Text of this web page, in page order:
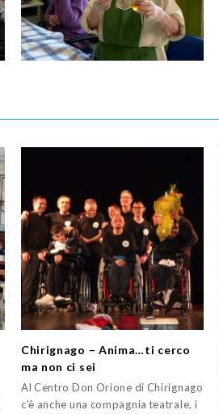
Chirignago – Anima…ti cerco
ma non ci sei
Al Centro Don Orione di Chirignago
c'è anche una compagnia teatrale, i